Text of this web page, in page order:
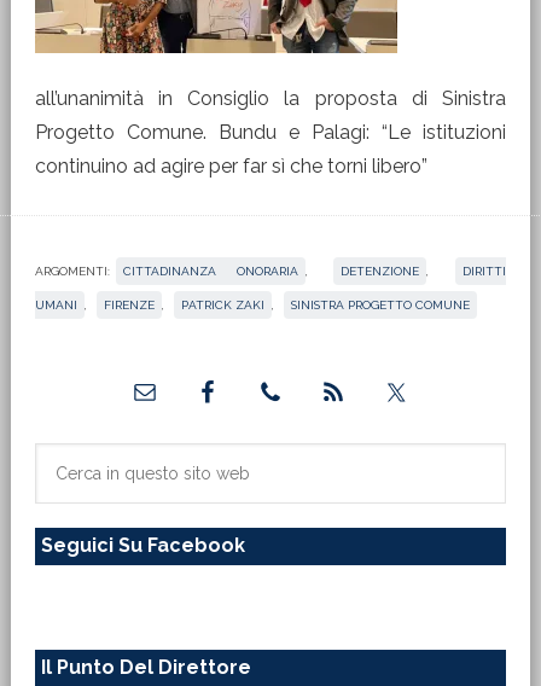
all’unanimità in Consiglio la proposta di Sinistra
Progetto Comune. Bundu e Palagi: “Le istituzioni
continuino ad agire per far sì che torni libero”
ARGOMENTI: CITTADINANZA ONORARIA DETENZIONE DIRITTI
UMANI FIRENZE PATRICK ZAKI SINISTRA PROGETTO COMUNE
primaria
sito
Seguici Su Facebook
Il Punto Del Direttore